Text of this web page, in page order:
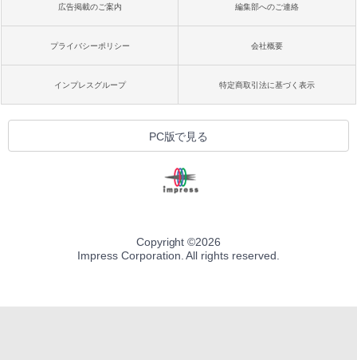
広告掲載のご案内 編集部へのご連絡
プライバシーポリシー 会社概要
インプレスグループ 特定商取引法に基づく表示
PC版で見る
Copyright ©2026
Impress Corporation. All rights reserved.